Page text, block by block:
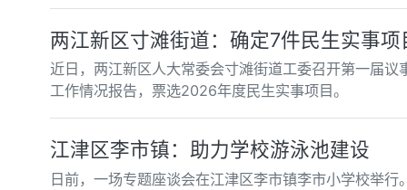
两江新区寸滩街道：确定7件民生实事项
近日，两江新区人大常委会寸滩街道工委召开第一届
工作情况报告，票选2026年度民生实事项目。
江津区李市镇：助力学校游泳池建设
日前，一场专题座谈会在江津区李市镇李市小学校举